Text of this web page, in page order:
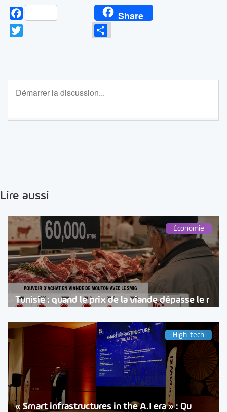
Facebook Share
Lire aussi
Économie
Tunisie : quand le prix de la viande dépasse le r
High-tech
« Smart infrastructures in the A.I era » : Qu